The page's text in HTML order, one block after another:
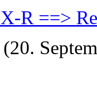
R ==>
(20.